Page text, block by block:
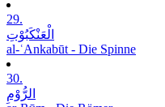
29.
الْعَنْکَبُوْتِ
al-ʿAnkabūt - Die Spinne
30.
الرُّوْمِ